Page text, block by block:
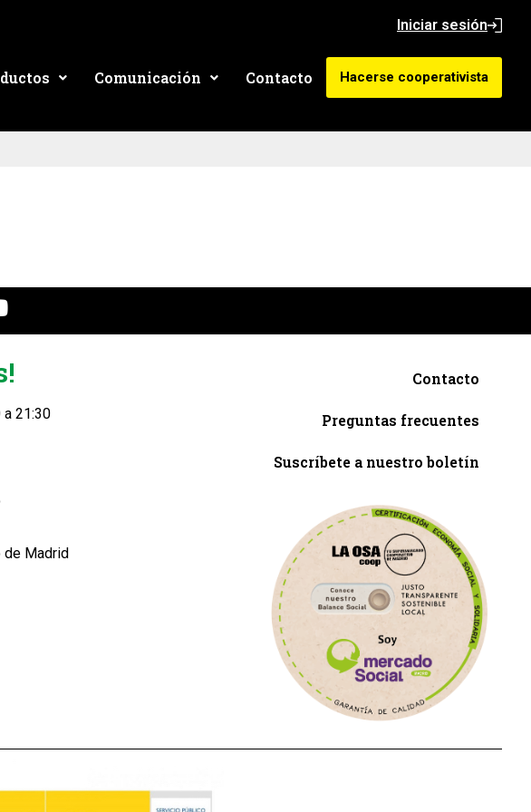
Iniciar sesión
Comunicación Contacto Hacerse cooperativista
21:30
de Madrid
Contacto
Preguntas frecuentes
Suscríbete a nuestro boletín